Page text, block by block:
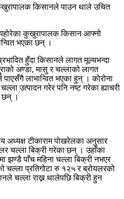
कुखुरापालक किसान आफ्नो
भएका छन् ।
हुँदा किसानले लागत मूल्यभन्दा
अण्डा, मासु र चल्लाको लागत
पाएसँगै लाभान्वित भएका हुन् । कोरोना
उत्पादन गरेर पनि नष्ट गरेका ह्याचरी
छन् ।
अध्यक्ष टीकाराम पोखरेलका अनुसार
चल्ला बिक्री गरेका छन् । उहाँका
पाँच महिना चल्ला बिक्री नभएर
चल्ला प्रतिगोटा रु १२५ र ब्रोयलरको
चल्ला राख्न थालेपछि बिक्री हुन